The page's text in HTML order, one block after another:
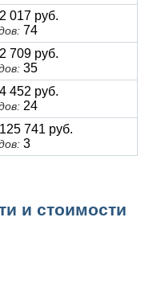
2 017 руб.
74
2 709 руб.
35
4 452 руб.
24
125 741 руб.
3
и стоимости